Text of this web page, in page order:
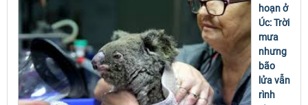
hoạn ở
Úc: Trời
mưa
nhưng
bão
lửa vẫn
rình